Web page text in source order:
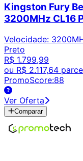
Kingston Fury
3200MHz CL16
Velocidade:
Preto
R$ 1.799,99
ou R$ 2.117,64
PromoScore:88
Ver Oferta
Comparar